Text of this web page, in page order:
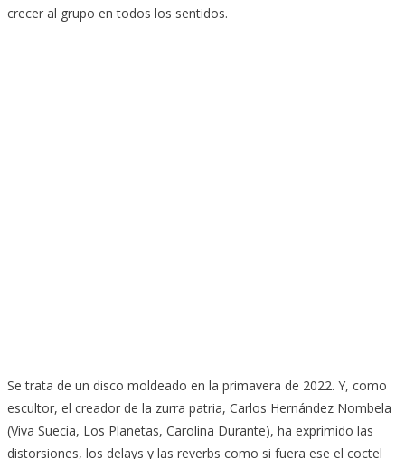
crecer al grupo en todos los sentidos.
Se trata de un disco moldeado en la primavera de 2022. Y, como
escultor, el creador de la zurra patria, Carlos Hernández Nombela
(Viva Suecia, Los Planetas, Carolina Durante), ha exprimido las
distorsiones, los delays y las reverbs como si fuera ese el coctel